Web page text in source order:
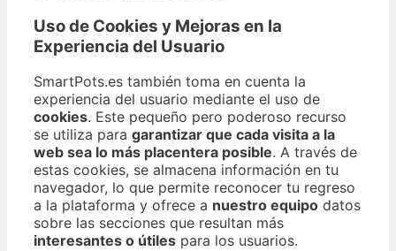
Uso de Cookies y Mejoras en la
Experiencia del Usuario
SmartPots.es también toma en cuenta la
experiencia del usuario mediante el uso de
cookies. Este pequeño pero poderoso recurso
se utiliza para garantizar que cada visita a la
web sea lo más placentera posible. A través de
estas cookies, se almacena información en tu
navegador, lo que permite reconocer tu regreso
a la plataforma y ofrece a nuestro equipo datos
sobre las secciones que resultan más
interesantes o útiles para los usuarios.